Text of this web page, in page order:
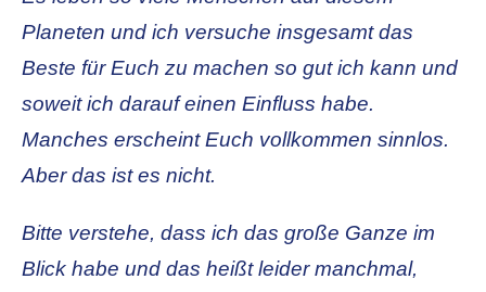
Planeten und ich versuche insgesamt das
Beste für Euch zu machen so gut ich kann und
soweit ich darauf einen Einfluss habe.
Manches erscheint Euch vollkommen sinnlos.
Aber das ist es nicht.
Bitte verstehe, dass ich das große Ganze im
Blick habe und das heißt leider manchmal,